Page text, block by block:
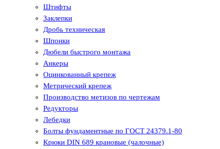
Штифты
Заклепки
Дробь техническая
Шпонки
Дюбели быстрого монтажа
Анкеры
Оцинкованный крепеж
Метрический крепеж
Производство метизов по чертежам
Редукторы
Лебедки
Болты фундаментные по ГОСТ 24379.1-80
Крюки DIN 689 крановые (чалочные)